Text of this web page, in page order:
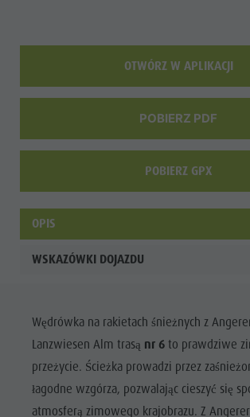
OTWÓRZ W APLIKACJI
POBIERZ PDF
POBIERZ GPX
OPIS
WSKAZÓWKI DOJAZDU
Wędrówka na rakietach śnieżnych z
Lanzwiesen Alm trasą nr 6to prawdziwe
przeżycie. Ścieżka prowadzi przez
łagodne wzgórza, pozwalając cieszyć się
atmosferą zimowego krajobrazu. Z